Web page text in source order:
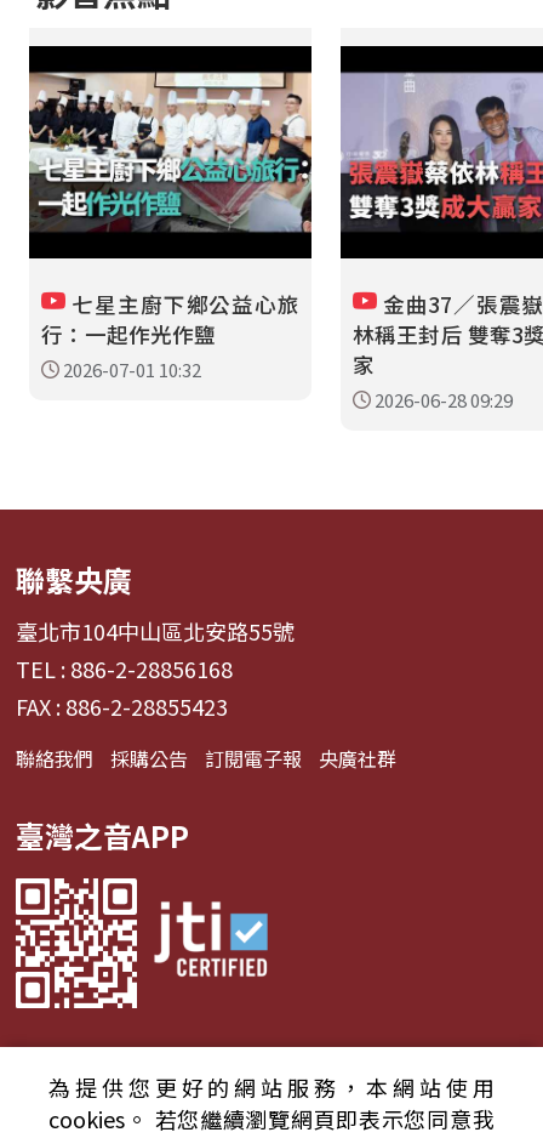
七星主廚下鄉公益心旅
行：一起作光作鹽
2026-07-01 10:32
金曲37／張震
林稱王封后 雙奪3
家
2026-06-28 09:29
聯繫央廣
臺北市104中山區北安路55號
TEL : 886-2-28856168
FAX : 886-2-28855423
聯絡我們 採購公告 訂閱電子報 央廣社群
臺灣之音APP
© 2024財團法人中央廣播電臺 版權所有
為提供您更好的網站服務，本網站使用
cookies。 若您繼續瀏覽網頁即表示您同意我